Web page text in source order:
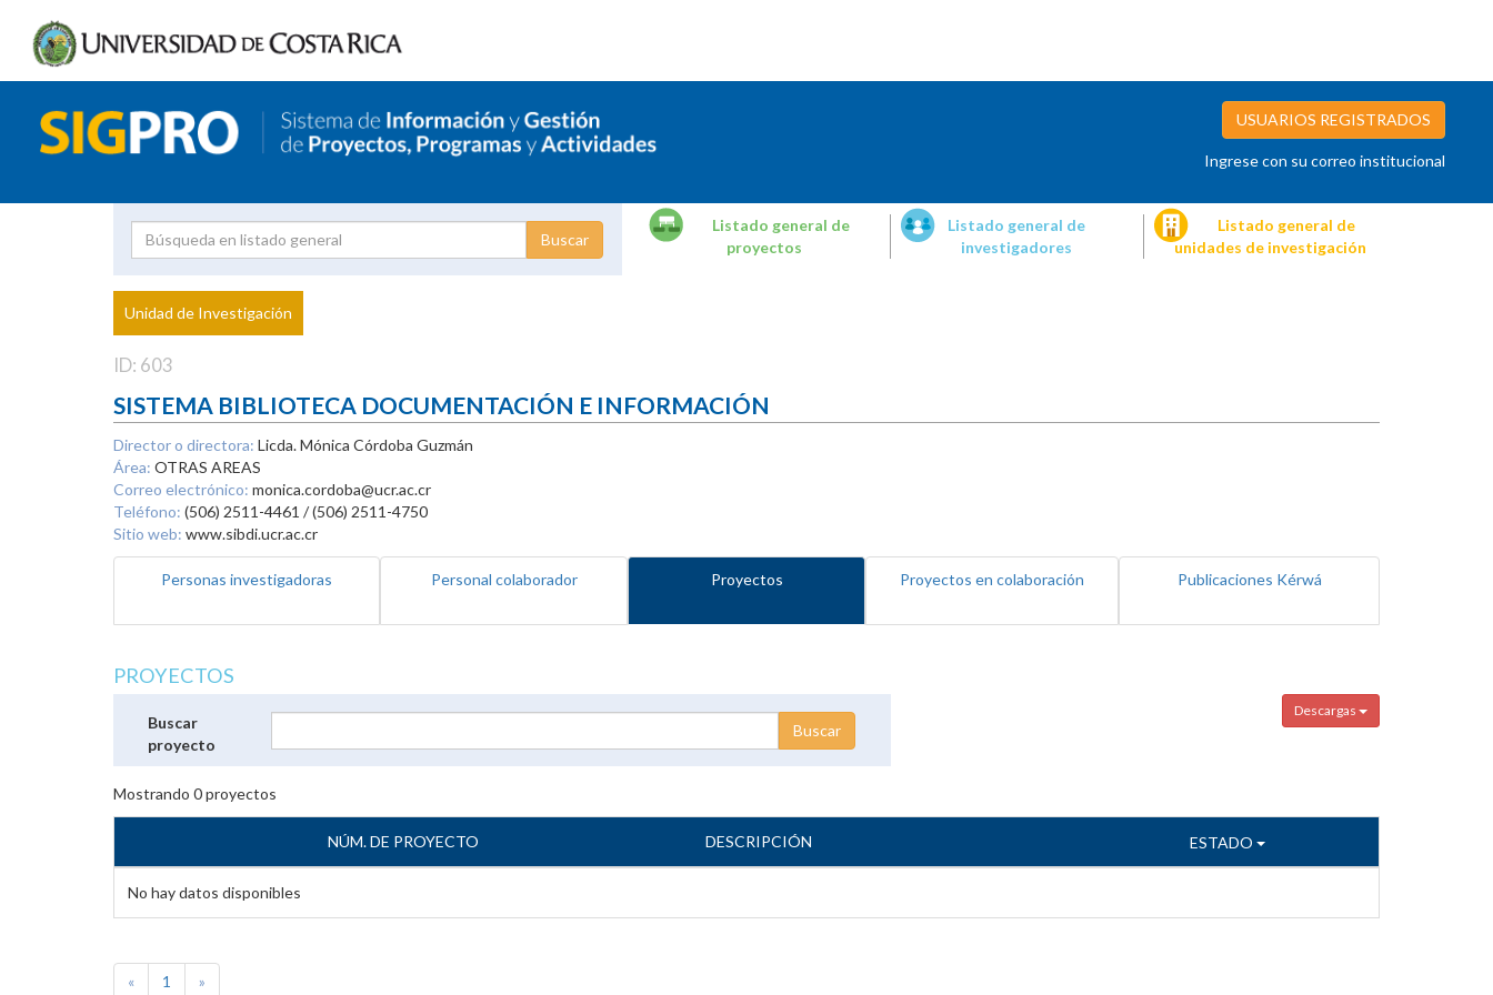
USUARIOS REGISTRADOS
Ingrese con su correo institucional
Proyecto
Investigador
Listado general de
proyectos
Listado general de
investigadores
Listado general de
unidades de investigación
Unidad de Investigación
ID: 603
SISTEMA BIBLIOTECA DOCUMENTACIÓN E INFORMACIÓN
Director o directora: Licda. Mónica Córdoba Guzmán
Área: OTRAS AREAS
Correo electrónico: monica.cordoba@ucr.ac.cr
Teléfono: (506) 2511-4461 / (506) 2511-4750
Sitio web: www.sibdi.ucr.ac.cr
Personas investigadoras Personal colaborador Proyectos Proyectos en colaboración Publicaciones Kérwá
PROYECTOS
Descargas
Buscar
proyecto
Mostrando 0proyectos
NÚM. DE PROYECTO DESCRIPCIÓN ESTADO
No hay datos disponibles
« 1 »